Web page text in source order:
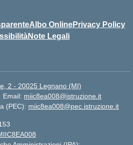
Albo OnlinePrivacy Policy
Note Legali
2 - 20025 Legnano (MI)
Email: miic8ea008@istruzione.it
(PEC): miic8ea008@pec.istruzione.it